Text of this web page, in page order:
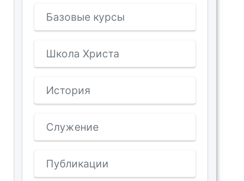
Базовые курсы
Школа Христа
История
Служение
Публикации